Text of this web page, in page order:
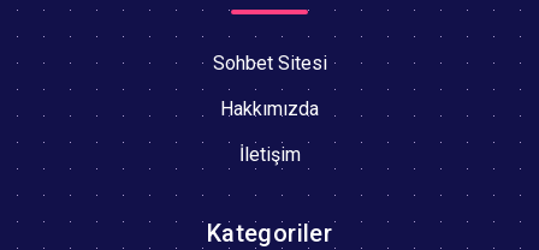
Sohbet Sitesi
Hakkımızda
İletişim
Kategoriler